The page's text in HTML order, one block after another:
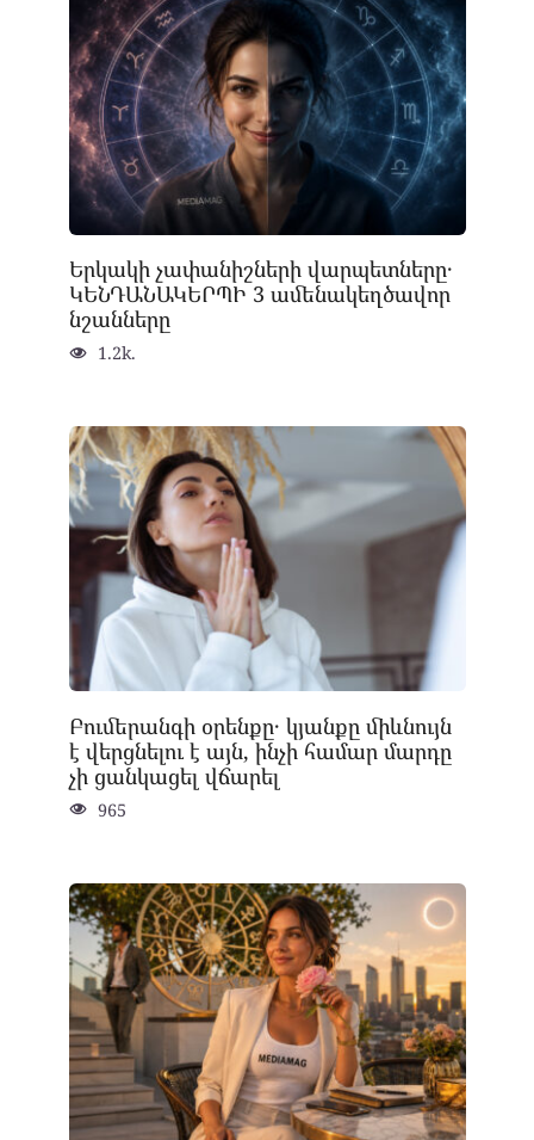
Երկակի չափանիշների վարպետները․
ԿԵՆԴԱՆԱԿԵՐՊԻ 3 ամենակեղծավոր
նշանները
1.2k.
Բումերանգի օրենքը․ կյանքը միևնույն
է վերցնելու է այն, ինչի համար մարդը
չի ցանկացել վճարել
965